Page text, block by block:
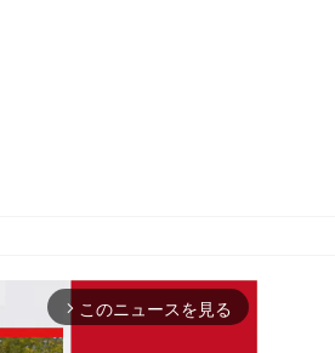
arrow_forward_ios このニュースを見る